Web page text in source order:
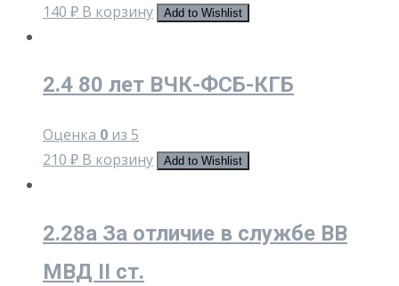
140 ₽ В корзину Add to Wishlist
2.4 80 лет ВЧК-ФСБ-КГБ
Оценка 0 из 5
210 ₽ В корзину Add to Wishlist
2.28a За отличие в службе ВВ
МВД II ст.